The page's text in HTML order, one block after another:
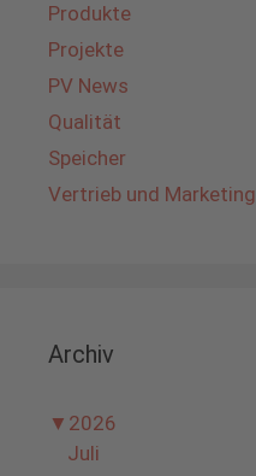
Produkte
Projekte
PV News
Qualität
Speicher
Vertrieb und Marketing
Archiv
▼ 2026
Juli